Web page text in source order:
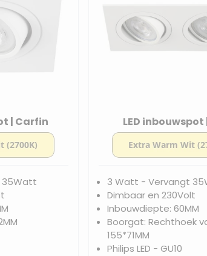
| Carfin LED inbouwspot
3 Watt - Vervangt
Dimbaar en 230Volt
Inbouwdiepte: 60MM
Boorgat: Rechthoek
155*71MM
Philips LED - GU10